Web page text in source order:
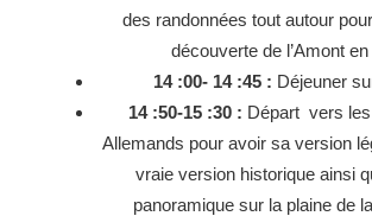
des randonnées tout autour
découverte de l’Amont
14 :00- 14 :45 : Déjeuner
14 :50-15 :30 : Départ vers
Allemands pour avoir sa version
vraie version historique ainsi
panoramique sur la plaine de